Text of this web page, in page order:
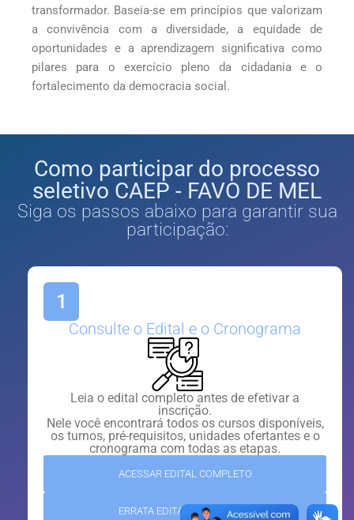
transformador. Baseia-se em princípios que valorizam
a convivência com a diversidade, a equidade de
oportunidades e a aprendizagem significativa como
pilares para o exercício pleno da cidadania e o
fortalecimento da democracia social.
Como participar do processo
seletivo CAEP - FAVO DE MEL
Siga os passos abaixo para garantir sua
participação:
1
Consulte o Edital e o Cronograma
Leia o edital completo antes de efetivar a
inscrição.
Nele você encontrará todos os cursos disponíveis,
os turnos, pré-requisitos, unidades ofertantes e o
cronograma com todas as etapas.
ACESSAR EDITAL COMPLETO
ERRATA EDITAL FAVO DE MEL